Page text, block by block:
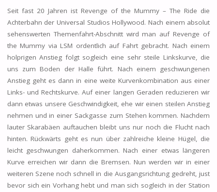
Seit fast 20 Jahren ist Revenge of the Mummy – The Ride die
Achterbahn der Universal Studios Hollywood. Nach einem absolut
sehenswerten Themenfahrt-Abschnitt wird man auf Revenge of
the Mummy via LSM ordentlich auf Fahrt gebracht. Nach einem
holprigen Anstieg folgt sogleich eine sehr steile Linkskurve, die
uns zum Boden der Halle führt. Nach einem geschwungenen
Anstieg geht es dann in eine weite Kurvenkombination aus einer
Links- und Rechtskurve. Auf einer langen Geraden reduzieren wir
dann etwas unsere Geschwindigkeit, ehe wir einen steilen Anstieg
nehmen und in einer Sackgasse zum Stehen kommen. Nachdem
lauter Skarabäen auftauchen bleibt uns nur noch die Flucht nach
hinten. Rückwärts geht es nun über zahlreiche kleine Hügel, die
leicht geschwungen daherkommen. Nach einer etwas längeren
Kurve erreichen wir dann die Bremsen. Nun werden wir in einer
weiteren Szene noch schnell in die Ausgangsrichtung gedreht, just
bevor sich ein Vorhang hebt und man sich sogleich in der Station